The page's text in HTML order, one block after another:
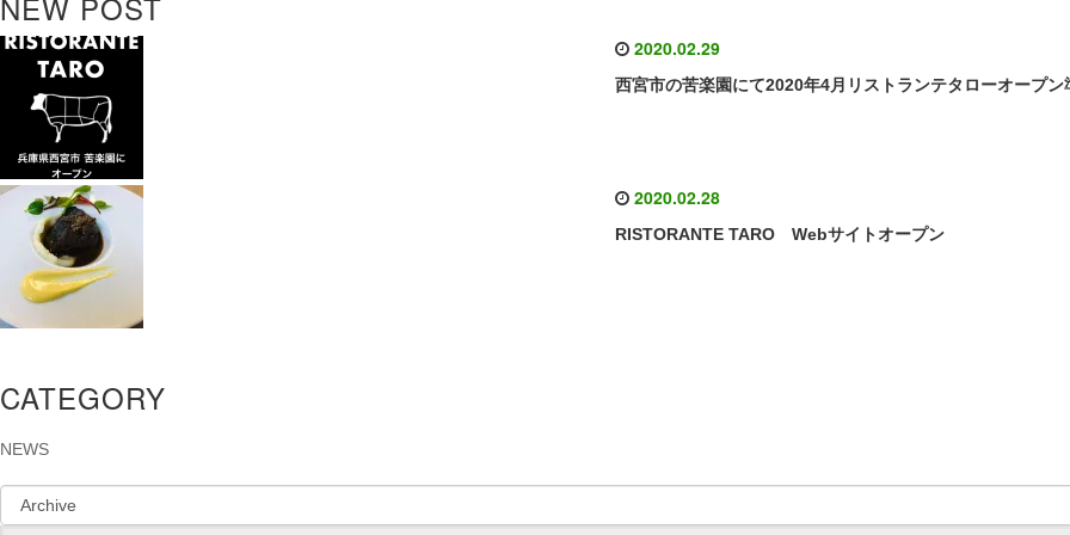
2020.02.29
西宮市の苦楽園にて2020年4月リストランテタローオープン
2020.02.28
RISTORANTE TARO Webサイトオープン
CATEGORY
NEWS